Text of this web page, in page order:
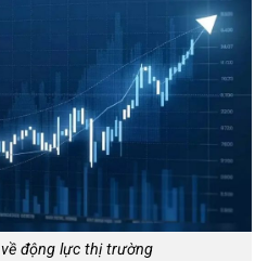
động lực thị trường